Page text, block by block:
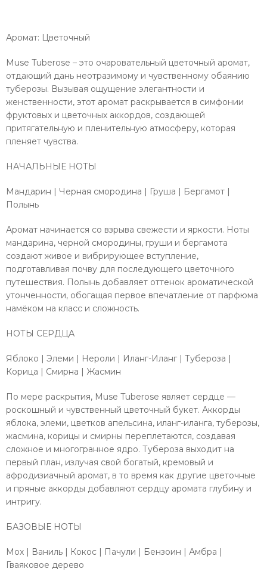
Аромат: Цветочный
Muse Tuberose – это очаровательный цветочный аромат,
отдающий дань неотразимому и чувственному обаянию
туберозы. Вызывая ощущение элегантности и
женственности, этот аромат раскрывается в симфонии
фруктовых и цветочных аккордов, создающей
притягательную и пленительную атмосферу, которая
пленяет чувства.
НАЧАЛЬНЫЕ НОТЫ
Мандарин | Черная смородина | Груша | Бергамот |
Полынь
Аромат начинается со взрыва свежести и яркости. Ноты
мандарина, черной смородины, груши и бергамота
создают живое и вибрирующее вступление,
подготавливая почву для последующего цветочного
путешествия. Полынь добавляет оттенок ароматической
утонченности, обогащая первое впечатление от парфюма
намёком на класс и сложность.
НОТЫ СЕРДЦА
Яблоко | Элеми | Нероли | Иланг-Иланг | Тубероза |
Корица | Смирна | Жасмин
По мере раскрытия, Muse Tuberose являет сердце —
роскошный и чувственный цветочный букет. Аккорды
яблока, элеми, цветков апельсина, иланг-иланга, туберозы,
жасмина, корицы и смирны переплетаются, создавая
сложное и многогранное ядро. Тубероза выходит на
первый план, излучая свой богатый, кремовый и
афродизиачный аромат, в то время как другие цветочные
и пряные аккорды добавляют сердцу аромата глубину и
интригу.
БАЗОВЫЕ НОТЫ
Мох | Ваниль | Кокос | Пачули | Бензоин | Амбра |
Гваяковое дерево